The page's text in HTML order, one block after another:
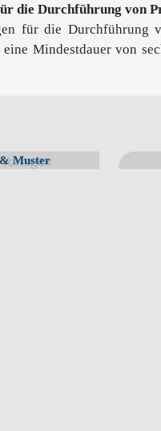
die Durchführung von
für die Durchführung
Mindestdauer von
Muster